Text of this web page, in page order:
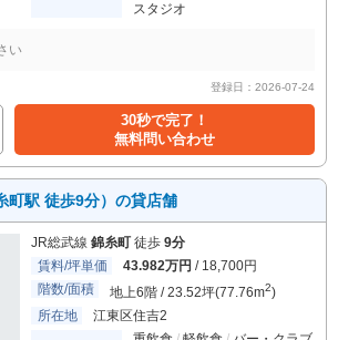
スタジオ
い
登録日：2026-07-24
30秒で完了！
無料問い合わせ
町駅 徒歩9分）の貸店舗
JR総武線 錦糸町 徒歩 9分
賃料/坪単価
43.982万円 / 18,700円
階数/面積
地上6階 / 23.52坪(77.76m2)
所在地
江東区住吉2